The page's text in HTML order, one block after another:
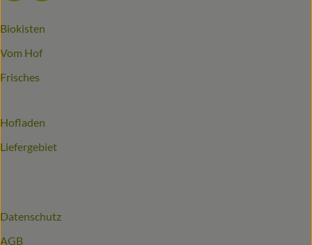
Biokisten
Vom Hof
Frisches
Hofladen
Liefergebiet
Datenschutz
AGB